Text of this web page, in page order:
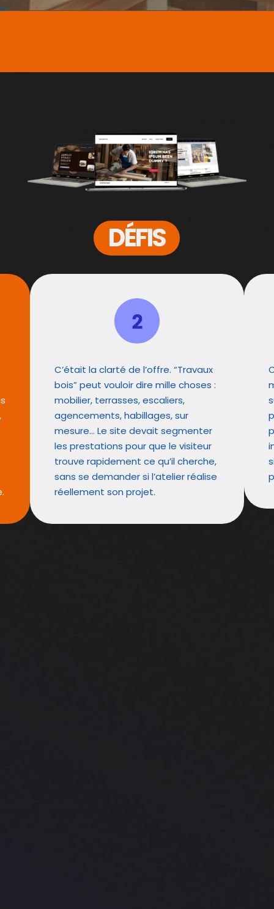
DÉFIS
C’était la clarté de l’offre. “Travaux
bois” peut vouloir dire mille choses :
mobilier, terrasses, escaliers,
agencements, habillages, sur
mesure… Le site devait segmenter
les prestations pour que le visiteur
trouve rapidement ce qu’il cherche,
sans se demander si l’atelier réalise
réellement son projet.